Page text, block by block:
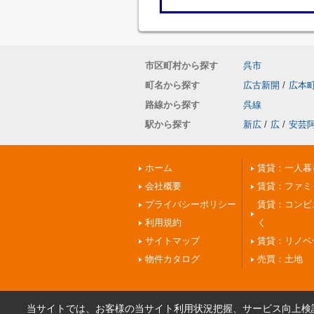
市区町村から探す
呉市
町名から探す
広古新開 / 広本
路線から探す
呉線
駅から探す
新広 / 広 / 安芸
ホーム
会社概要
プライバシーポリシー
利用規約
サイトマップ
物件カタログ
賃貸：一人
賃貸：ファ
賃貸：コン
く
賃貸：リノ
売買：土地
当サイトでは、お客様の当サイト利用状況把握、サービス向上